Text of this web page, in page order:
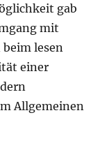
gab
mit
lesen
einer
Allgemeinen